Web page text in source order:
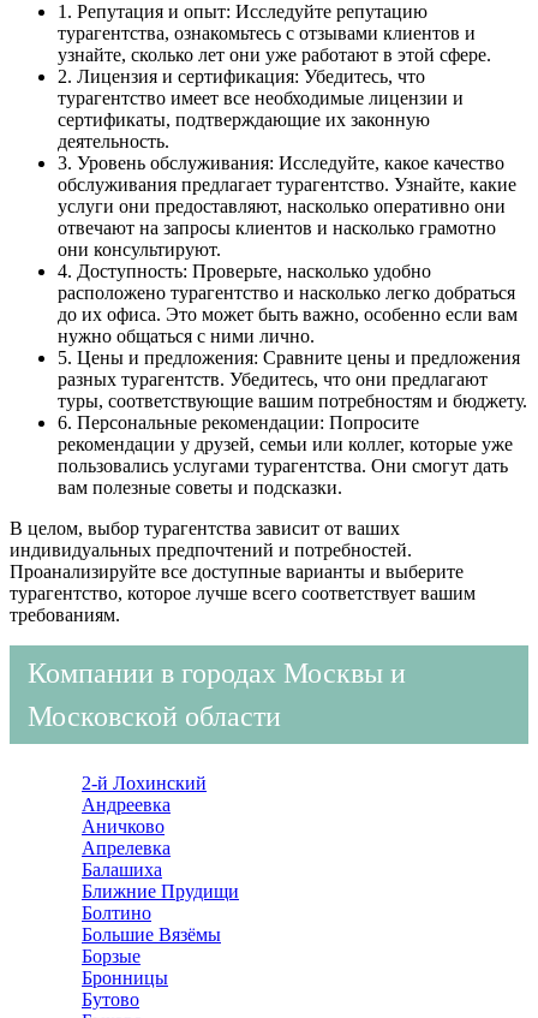
1. Репутация и опыт: Исследуйте репутацию
турагентства, ознакомьтесь с отзывами клиентов и
узнайте, сколько лет они уже работают в этой сфере.
2. Лицензия и сертификация: Убедитесь, что
турагентство имеет все необходимые лицензии и
сертификаты, подтверждающие их законную
деятельность.
3. Уровень обслуживания: Исследуйте, какое качество
обслуживания предлагает турагентство. Узнайте, какие
услуги они предоставляют, насколько оперативно они
отвечают на запросы клиентов и насколько грамотно
они консультируют.
4. Доступность: Проверьте, насколько удобно
расположено турагентство и насколько легко добраться
до их офиса. Это может быть важно, особенно если вам
нужно общаться с ними лично.
5. Цены и предложения: Сравните цены и предложения
разных турагентств. Убедитесь, что они предлагают
туры, соответствующие вашим потребностям и бюджету.
6. Персональные рекомендации: Попросите
рекомендации у друзей, семьи или коллег, которые уже
пользовались услугами турагентства. Они смогут дать
вам полезные советы и подсказки.
В целом, выбор турагентства зависит от ваших
индивидуальных предпочтений и потребностей.
Проанализируйте все доступные варианты и выберите
турагентство, которое лучше всего соответствует вашим
требованиям.
Компании в городах Москвы и
Московской области
2-й Лохинский
Андреевка
Аничково
Апрелевка
Балашиха
Ближние Прудищи
Болтино
Большие Вязёмы
Борзые
Бронницы
Бутово